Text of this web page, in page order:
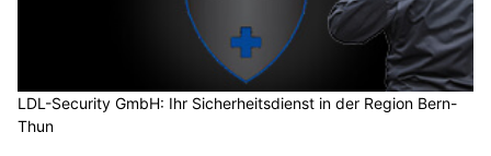
LDL-Security GmbH: Ihr Sicherheitsdienst in der Region Bern-
Thun